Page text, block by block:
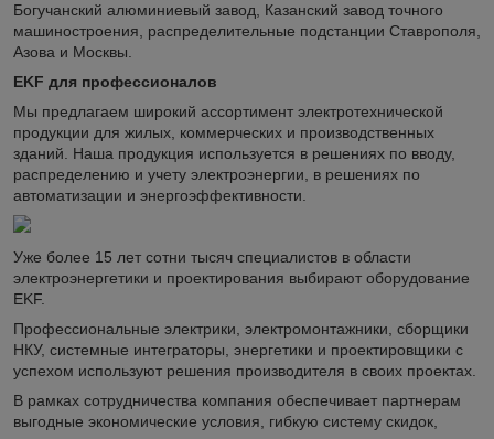
Богучанский алюминиевый завод, Казанский завод точного
машиностроения, распределительные подстанции Ставрополя,
Азова и Москвы.
EKF для профессионалов
Мы предлагаем широкий ассортимент электротехнической
продукции для жилых, коммерческих и производственных
зданий. Наша продукция используется в решениях по вводу,
распределению и учету электроэнергии, в решениях по
автоматизации и энергоэффективности.
Уже более 15 лет сотни тысяч специалистов в области
электроэнергетики и проектирования выбирают оборудование
EKF.
Профессиональные электрики, электромонтажники, сборщики
НКУ, системные интеграторы, энергетики и проектировщики с
успехом используют решения производителя в своих проектах.
В рамках сотрудничества компания обеспечивает партнерам
выгодные экономические условия, гибкую систему скидок,